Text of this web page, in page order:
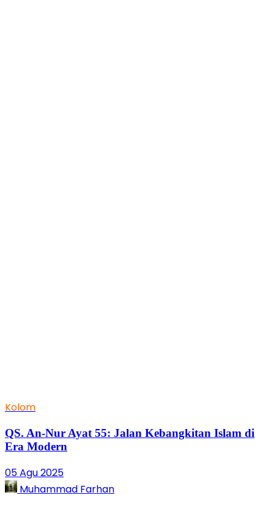
Kolom
QS. An-Nur Ayat 55: Jalan Kebangkitan Islam di
Era Modern
05 Agu 2025
Muhammad Farhan